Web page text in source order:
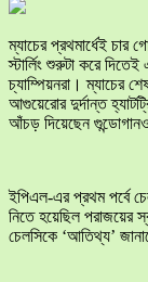
ম্যাচের প্রথমার্ধেই চার
স্টার্লিং শুরুটা করে
চ্যাম্পিয়নরা। ম্যাচের
আগুয়েরোর দুর্দান্ত
আঁচড় দিয়েছেন
ইপিএল-এর প্রথম পর্বে
নিতে হয়েছিল পরাজয়ের
চেলসিকে ‘আতিথ্য’